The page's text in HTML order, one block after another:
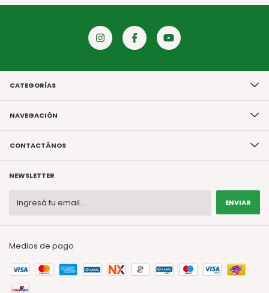
CATEGORÍAS
NAVEGACIÓN
CONTACTÁNOS
NEWSLETTER
Medios de pago